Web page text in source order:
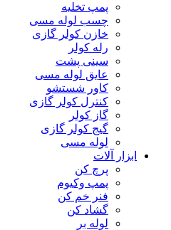
پمپ تخلیه
چسب لوله مسی
خازن کولر گازی
رله کولر
سینی پشت
عایق لوله مسی
کاور شستشو
کنترل کولر گازی
گاز کولر
گیج کولر گازی
لوله مسی
ابزار آلات
پرچ کن
پمپ وکیوم
فنر خم کن
گشاد کن
لوله بر